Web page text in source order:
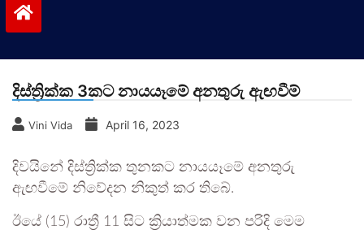
දිස්ත්‍රික්ක 3කට නායයෑමේ අනතුරු ඇඟවීම්
Vini Vida April 16, 2023
දිවයිනේ දිස්ත්‍රික්ක තුනකට නායයෑමේ අනතුරු
ඇඟවීමේ නිවේදන නිකුත් කර තිබේ.
ඊයේ (15) රාත්‍රී 11 සිට ක්‍රියාත්මක වන පරිදි මෙම